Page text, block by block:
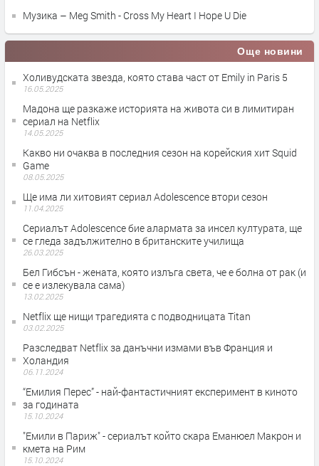
Музика – Meg Smith - Cross My Heart I Hope U Die
Още новини
Холивудската звезда, която става част от Emily in Paris 5
16.05.2025
Мадона ще разкаже историята на живота си в лимитиран
сериал на Netflix
14.05.2025
Какво ни очаква в последния сезон на корейския хит Squid
Game
08.05.2025
Ще има ли хитовият сериал Adolescence втори сезон
11.04.2025
Сериалът Adolescence бие алармата за инсел културата, ще
се гледа задължително в британските училища
26.03.2025
Бел Гибсън - жената, която излъга света, че е болна от рак (и
се е излекувала сама)
13.02.2025
Netflix ще нищи трагедията с подводницата Titan
03.02.2025
Разследват Netflix за данъчни измами във Франция и
Холандия
06.11.2024
“Емилия Перес” - най-фантастичният експеримент в киното
за годината
15.10.2024
"Емили в Париж" - сериалът който скара Еманюел Макрон и
кмета на Рим
15.10.2024